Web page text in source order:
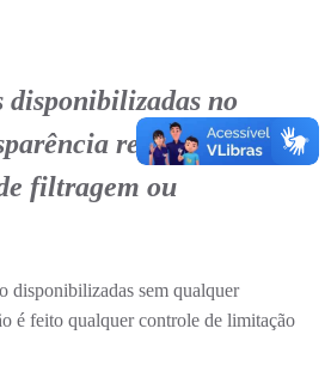
disponibilizadas no
recebem
filtragem ou
disponibilizadas sem qualquer
é feito qualquer controle de limitação